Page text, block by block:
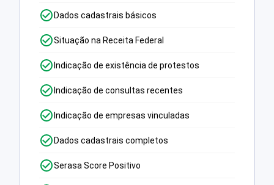
Dados cadastrais básicos
Situação na Receita Federal
Indicação de existência de protestos
Indicação de consultas recentes
Indicação de empresas vinculadas
Dados cadastrais completos
Serasa Score Positivo